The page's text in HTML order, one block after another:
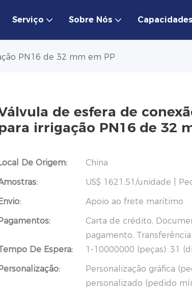
Serviço Sobre Nós Capacidades
PN16 de 32 mm em PP
de esfera de
irrigação PN16 de 32
De Origem:
China
US$ 1621,51/unidade |
Apoio ao frete marítimo
Carta de crédito,
pagamento,
De Espera:
1-10000000 (peças): 31
Personalização gráfica
personalizado (pedido